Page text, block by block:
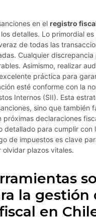
en el registro
detalles. Lo primordial es
de todas las
Cualquier
Asimismo, realizar
práctica para
esté conforme con la
Internos (SII). Esta
sino que también
próximas declaraciones
detallado para cumplir con
de impuestos es clave
olvidar plazos vitales.
la gestión
en